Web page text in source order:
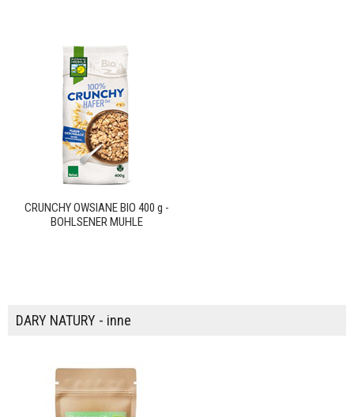
CRUNCHY OWSIANE BIO 400 g -
BOHLSENER MUHLE
DARY NATURY - inne